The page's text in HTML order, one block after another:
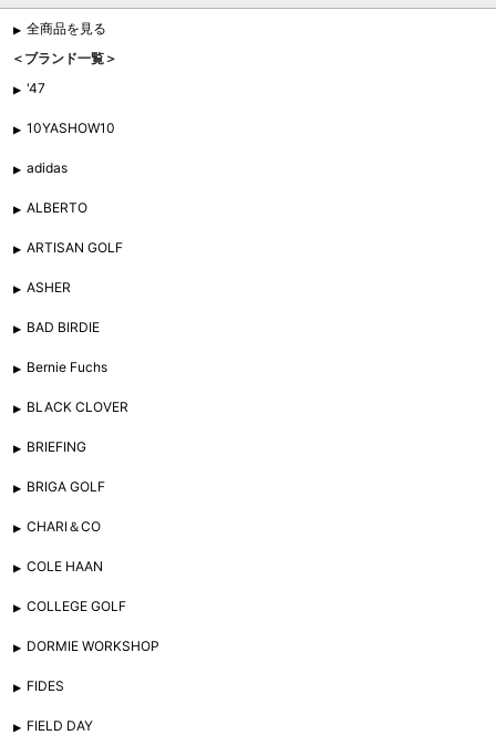
全商品を見る
＜ブランド一覧＞
'47
10YASHOW10
adidas
ALBERTO
ARTISAN GOLF
ASHER
BAD BIRDIE
Bernie Fuchs
BLACK CLOVER
BRIEFING
BRIGA GOLF
CHARI＆CO
COLE HAAN
COLLEGE GOLF
DORMIE WORKSHOP
FIDES
FIELD DAY